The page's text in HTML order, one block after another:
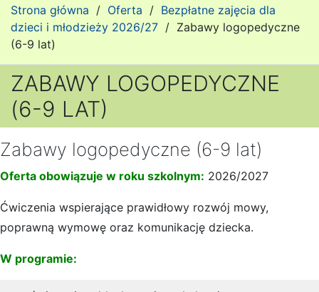
Strona główna / Oferta / Bezpłatne zajęcia dla
dzieci i młodzieży 2026/27 / Zabawy logopedyczne
(6-9 lat)
ZABAWY LOGOPEDYCZNE
(6-9 LAT)
Zabawy logopedyczne (6-9 lat)
Oferta obowiązuje w roku szkolnym: 2026/2027
Ćwiczenia wspierające prawidłowy rozwój mowy,
poprawną wymowę oraz komunikację dziecka.
W programie: